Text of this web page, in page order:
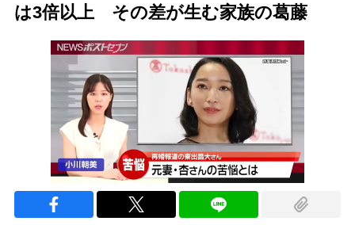
は3倍以上 その差が生む家族の葛藤